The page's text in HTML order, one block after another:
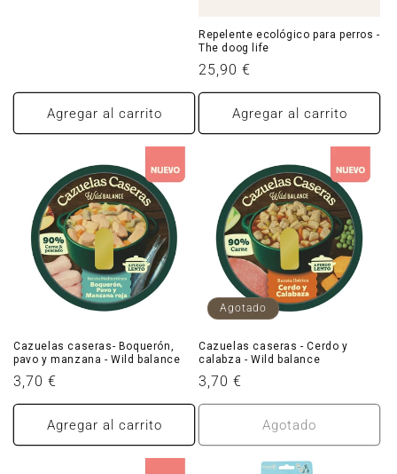
Agregar al carrito
Repelente ecológico para perros -
The doog life
Precio
habitual
25,90 €
Agregar al carrito
Cazuelas caseras- Boquerón,
pavo y manzana - Wild balance
Precio
habitual
3,70 €
Agregar al carrito
Agotado
Cazuelas caseras - Cerdo y
calabza - Wild balance
Precio
habitual
3,70 €
Agotado